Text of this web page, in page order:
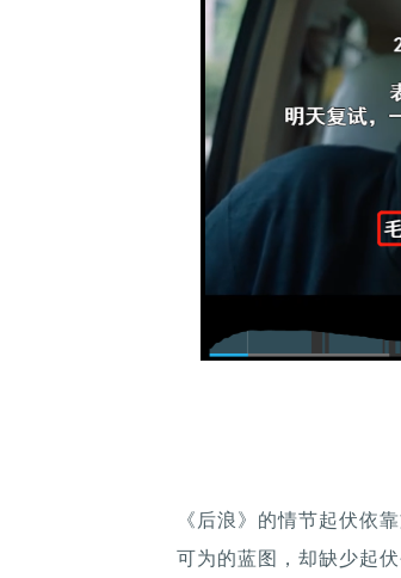
《后浪》的情节起伏依
可为的蓝图，却缺少起